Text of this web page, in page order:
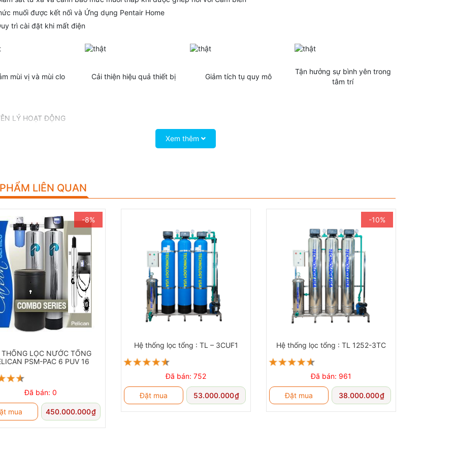
muối được kết nối và Ứng dụng Pentair Home
trì cài đặt khi mất điện
mùi vị và mùi clo Cải thiện hiệu quả thiết bị Giảm tích tụ quy mô
Tận hưởng sự bình yên trong
tâm trí
LÝ HOẠT ĐỘNG
lọc tiền 5 Micron
lọc sơ bộ làm giảm các mảnh vụn, cát, phù sa và trầm tích trong nguồn nước xuống kích thước 5 micron (tưởng
hơn 20 lần so với sợi tóc người). Bộ lọc sơ bộ giúp bảo vệ hệ thống ống nước và các thiết bị sử dụng nước khỏi cặn
Xem thêm
LIÊN QUAN
THỐNG LỌC NƯỚC TỔNG
PSM-PAC 6 PUV 16
Đã bán: 0
-8%
mua 450.000.000₫
Hệ thống lọc tổng : TL – 3CUF1
Đã bán: 752
Đặt mua 53.000.000₫
Hệ thống lọc tổng : TL 1252-3TC
Đã bán: 961
-10%
Đặt mua 38.000.000₫